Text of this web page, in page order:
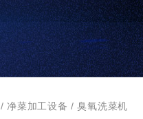
/净菜加工设备 / 臭氧洗菜机